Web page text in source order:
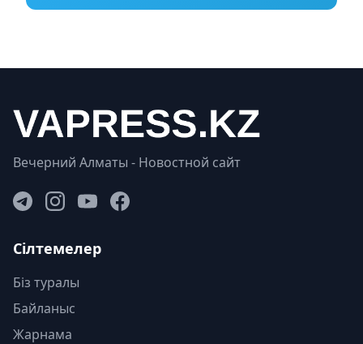
Вечерний Алматы - Новостной сайт
Сілтемелер
Біз туралы
Байланыс
Жарнама